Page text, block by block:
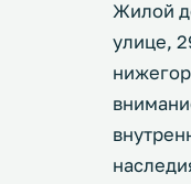
Жилой
улице,